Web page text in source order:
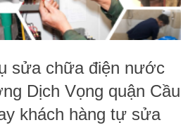
sửa chữa điện nước
Dịch Vọng quận Cầu
khách hàng tự sửa